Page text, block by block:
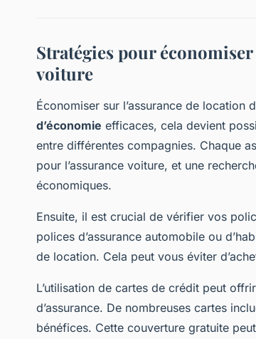
Stratégies pour
voiture
Économiser sur l’assurance de
d’économie efficaces, cela devient
entre différentes compagnies. Chaque
pour l’assurance voiture, et une
économiques.
Ensuite, il est crucial de vérifier vos
polices d’assurance automobile ou
de location. Cela peut vous éviter
L’utilisation de cartes de crédit peut
d’assurance. De nombreuses cartes
bénéfices. Cette couverture gratuite